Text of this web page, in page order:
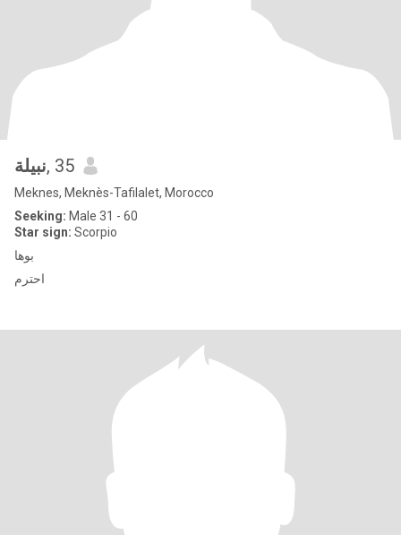
نبيلة, 35
Meknes, Meknès-Tafilalet, Morocco
Seeking: Male 31 - 60
Star sign: Scorpio
بوها
احترم